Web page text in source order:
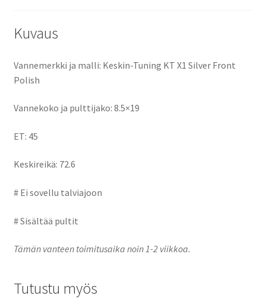
Kuvaus
Vannemerkki ja malli: Keskin-Tuning KT X1 Silver Front
Polish
Vannekoko ja pulttijako: 8.5×19
ET: 45
Keskireikä: 72.6
# Ei sovellu talviajoon
# Sisältää pultit
Tämän vanteen toimitusaika noin 1-2 viikkoa.
Tutustu myös